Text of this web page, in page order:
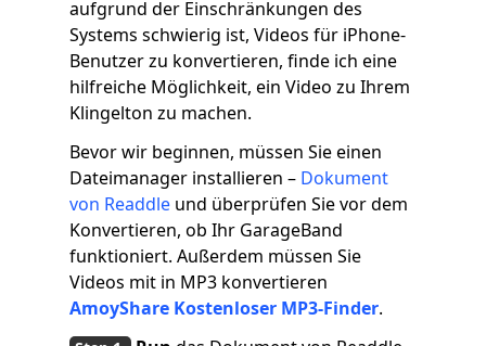
aufgrund der Einschränkungen des
Systems schwierig ist, Videos für iPhone-
Benutzer zu konvertieren, finde ich eine
hilfreiche Möglichkeit, ein Video zu Ihrem
Klingelton zu machen.
Bevor wir beginnen, müssen Sie einen
Dateimanager installieren – Dokument
von Readdle und überprüfen Sie vor dem
Konvertieren, ob Ihr GarageBand
funktioniert. Außerdem müssen Sie
Videos mit in MP3 konvertieren
AmoyShare Kostenloser MP3-Finder.